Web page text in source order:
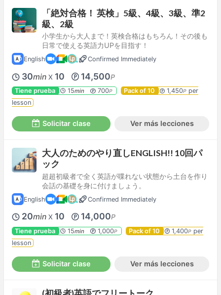
「絶対合格！ 英検」5級、4級、3級、準2
級、2級
小学生から大人まで！英検合格はもちろん！その後も
日常で使える英語力UPを目指す！
English Confirmed Immediately
30min X 10 14,500P
Tiene prueba 15min 700P Pack of 10 1,450Pper
lesson
Solicitar clase Ver más lecciones
大人のためのやり直しENGLISH!! 10回パ
ック
超超初級者で全く英語が喋れない状態から土台を作り
会話の基礎を身に付けましょう。
English Confirmed Immediately
20min X 10 14,000P
Tiene prueba 15min 1,000P Pack of 10 1,400Pper
lesson
Solicitar clase Ver más lecciones